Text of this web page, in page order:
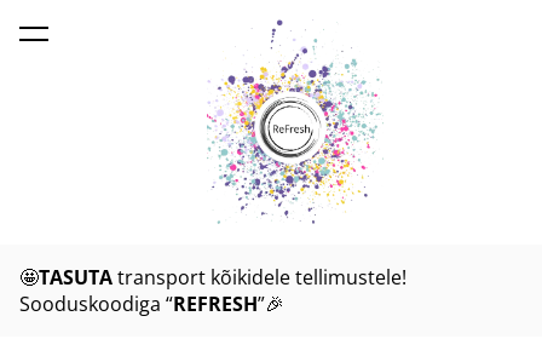
lisati ostukorvi. Vaata ostukorvi
🤩TASUTAtransport kõikidele tellimustele!
Sooduskoodiga “REFRESH”🎉